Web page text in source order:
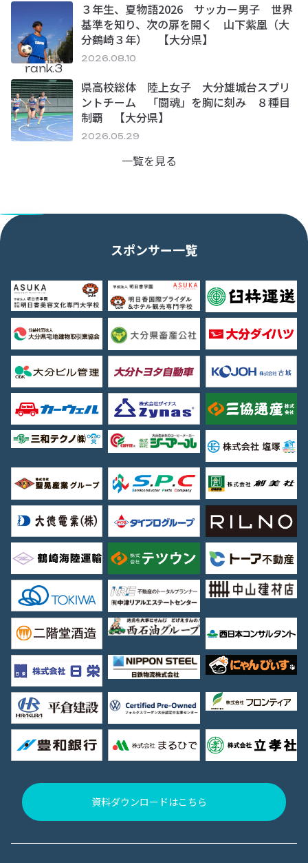
３年生、夏物語2026 サッカー男子 世界
基準を知り、次の扉を開く 山下紫凰（大
分鶴崎３年） 【大分県】
2026.08.10
rank.3
県高校総体 陸上女子 大分雄城台スプリ
ントチーム 「闘魂」を胸に刻み ８種目
制覇 【大分県】
2026.05.29
一覧を見る
スポンサー一覧
資料ダウンロードはこちら